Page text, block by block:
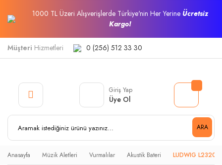
1000 TL Üzeri Alışverişlerde Türkiye'nin Her Yerine Ücretsiz
Kargo!
Müşteri Hizmetleri 0 (256) 512 33 30
ARA
Giriş Yap
Üye Ol
Anasayfa Müzik Aletleri Vurmalılar Akustik Bateri LUDWIG L2320